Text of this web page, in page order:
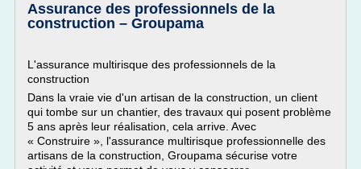
Assurance des professionnels de la
construction – Groupama
L'assurance multirisque des professionnels de la
construction
Dans la vraie vie d'un artisan de la construction, un client
qui tombe sur un chantier, des travaux qui posent problème
5 ans après leur réalisation, cela arrive. Avec
« Construire », l'assurance multirisque professionnelle des
artisans de la construction, Groupama sécurise votre